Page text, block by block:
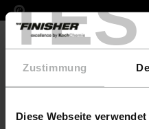
Zustimmung
Diese Webseite